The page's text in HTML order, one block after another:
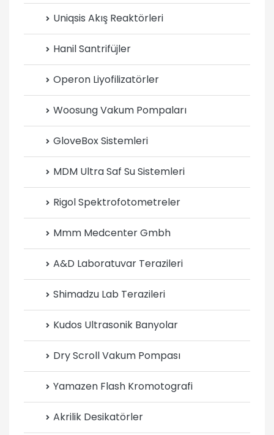
Uniqsis Akış Reaktörleri
Hanil Santrifüjler
Operon Liyofilizatörler
Woosung Vakum Pompaları
GloveBox Sistemleri
MDM Ultra Saf Su Sistemleri
Rigol Spektrofotometreler
Mmm Medcenter Gmbh
A&D Laboratuvar Terazileri
Shimadzu Lab Terazileri
Kudos Ultrasonik Banyolar
Dry Scroll Vakum Pompası
Yamazen Flash Kromotografi
Akrilik Desikatörler